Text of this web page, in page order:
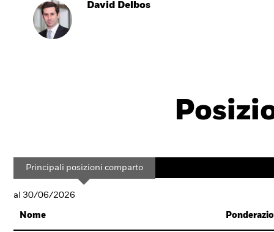
David Delbos
Principali posizioni comparto
al 30/06/2026
Nome